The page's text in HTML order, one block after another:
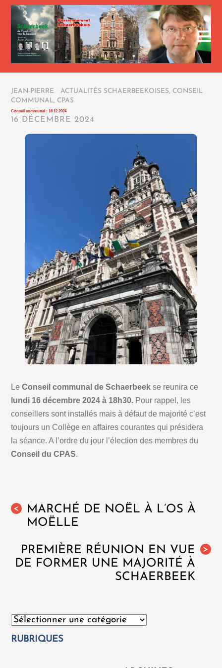
JEAN-PIERRE ACTUALITÉS SCHAERBEEKOISES, CONSEIL
COMMUNAL, CPAS
Conseil communal : 16.12.2024
16 DÉCEMBRE 2024
Le Conseil communal de Schaerbeek se reunira ce
lundi 16 décembre 2024 à 18h30. Pour rappel, les
conseillers sont installés mais à défaut de majorité c’est
toujours un Collège en affaires courantes qui présidera
la séance. A l’ordre du jour l’élection des membres du
Conseil du CPAS.
<
MARCHÉ DE NOËL À L’OS À
MOËLLE
>
PREMIÈRE RÉUNION EN VUE
DE FORMER UNE MAJORITÉ À
SCHAERBEEK
Catégories
RUBRIQUES